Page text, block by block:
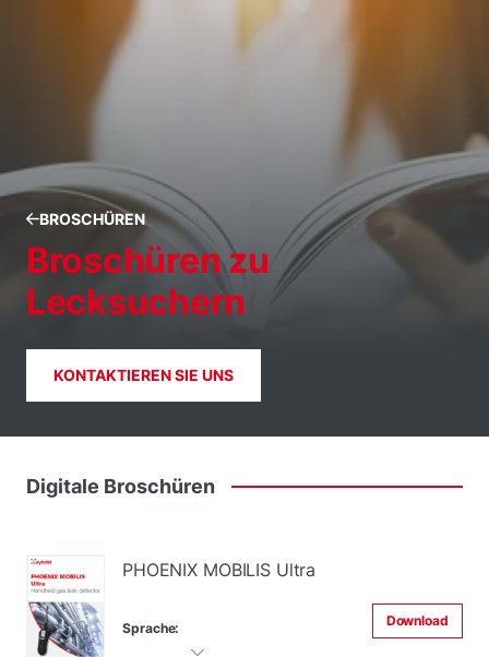
BROSCHÜREN
Broschüren zu
Lecksuchern
KONTAKTIEREN SIE UNS
Digitale Broschüren
PHOENIX MOBILIS Ultra
Sprache: Download